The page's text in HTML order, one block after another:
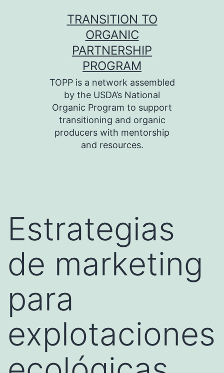
TRANSITION TO
ORGANIC
PARTNERSHIP
PROGRAM
TOPP is a network assembled
by the USDA’s National
Organic Program to support
transitioning and organic
producers with mentorship
and resources.
Estrategias
de marketing
para
explotaciones